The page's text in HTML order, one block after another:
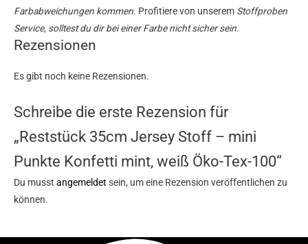
Farbabweichungen kommen. Profitiere von unserem Stoffproben
Service, solltest du dir bei einer Farbe nicht sicher sein.
Rezensionen
Es gibt noch keine Rezensionen.
Schreibe die erste Rezension für
„Reststück 35cm Jersey Stoff – mini
Punkte Konfetti mint, weiß Öko-Tex-100“
Du musst angemeldet sein, um eine Rezension veröffentlichen zu
können.